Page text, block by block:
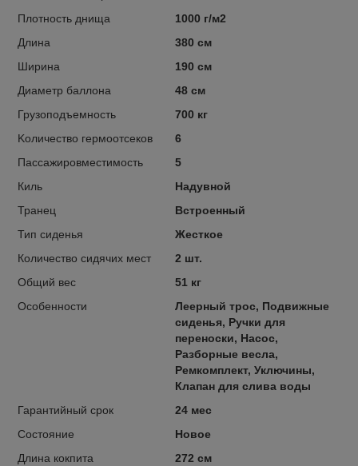
Плотность днища
1000 г/м2
Длина
380 см
Ширина
190 см
Диаметр баллона
48 см
Грузоподъемность
700 кг
Kоличество гермоотсеков
6
Пассажировместимость
5
Киль
Надувной
Транец
Встроенный
Тип сиденья
Жесткое
Количество сидячих мест
2 шт.
Общий вес
51 кг
Особенности
Леерный трос, Подвижные
сиденья, Ручки для
переноски, Насос,
Разборные весла,
Ремкомплект, Уключины,
Клапан для слива воды
Гарантийный срок
24 мес
Состояние
Новое
Длина кокпита
272 см